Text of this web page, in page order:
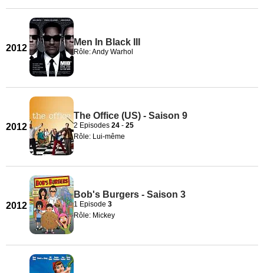
2012
Men In Black III
Rôle: Andy Warhol
2012
The Office (US) - Saison 9
2 Episodes 24 - 25
Rôle: Lui-même
2012
Bob's Burgers - Saison 3
1 Episode 3
Rôle: Mickey